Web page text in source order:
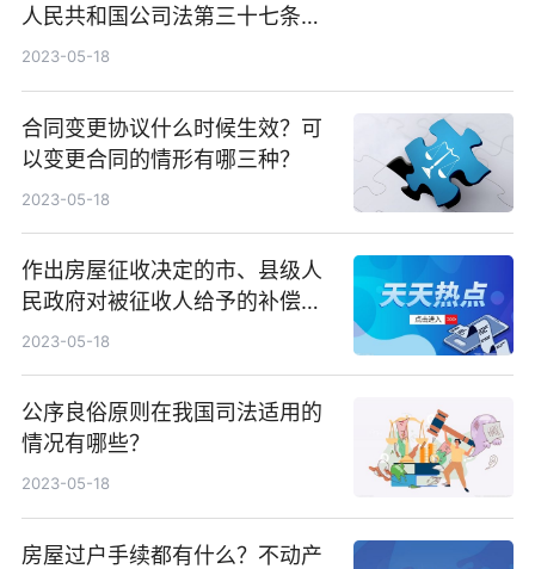
人民共和国公司法第三十七条规
定股东会行使哪些职权？
2023-05-18
合同变更协议什么时候生效？可
以变更合同的情形有哪三种？
2023-05-18
作出房屋征收决定的市、县级人
民政府对被征收人给予的补偿包
括哪些内容？
2023-05-18
公序良俗原则在我国司法适用的
情况有哪些？
2023-05-18
房屋过户手续都有什么？不动产